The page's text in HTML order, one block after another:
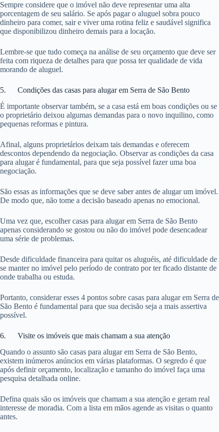
Sempre considere que o imóvel não deve representar uma alta
porcentagem de seu salário. Se após pagar o aluguel sobra pouco
dinheiro para comer, sair e viver uma rotina feliz e saudável significa
que disponibilizou dinheiro demais para a locação.
Lembre-se que tudo começa na análise de seu orçamento que deve ser
feita com riqueza de detalhes para que possa ter qualidade de vida
morando de aluguel.
5. Condições das casas para alugar em Serra de São Bento
É importante observar também, se a casa está em boas condições ou se
o proprietário deixou algumas demandas para o novo inquilino, como
pequenas reformas e pintura.
Afinal, alguns proprietários deixam tais demandas e oferecem
descontos dependendo da negociação. Observar as condições da casa
para alugar é fundamental, para que seja possível fazer uma boa
negociação.
São essas as informações que se deve saber antes de alugar um imóvel.
De modo que, não tome a decisão baseado apenas no emocional.
Uma vez que, escolher casas para alugar em Serra de São Bento
apenas considerando se gostou ou não do imóvel pode desencadear
uma série de problemas.
Desde dificuldade financeira para quitar os aluguéis, até dificuldade de
se manter no imóvel pelo período de contrato por ter ficado distante de
onde trabalha ou estuda.
Portanto, considerar esses 4 pontos sobre casas para alugar em Serra de
São Bento é fundamental para que sua decisão seja a mais assertiva
possível.
6. Visite os imóveis que mais chamam a sua atenção
Quando o assunto são casas para alugar em Serra de São Bento,
existem inúmeros anúncios em várias plataformas. O segredo é que
após definir orçamento, localização e tamanho do imóvel faça uma
pesquisa detalhada online.
Defina quais são os imóveis que chamam a sua atenção e geram real
interesse de moradia. Com a lista em mãos agende as visitas o quanto
antes.